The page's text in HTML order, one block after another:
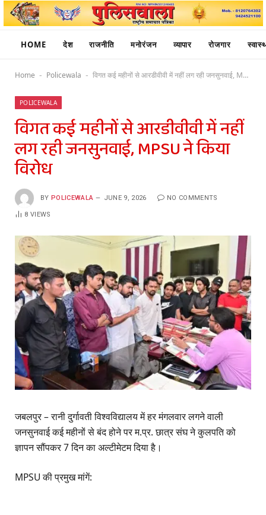
HOME देश राजनीति मनोरंजन व्यापार रोजगार
Home - Policewala - विगत कई महीनों से आरडीवीवी में नहीं लग रही जनसुनवाई, MPSU ने किया विरोध
POLICEWALA
विगत कई महीनों से आरडीवीवी में नहीं
लग रही जनसुनवाई, MPSU ने किया
विरोध
BY POLICEWALA JUNE 9, 2026 NO COMMENTS
8VIEWS
जबलपुर – रानी दुर्गावती विश्वविद्यालय में हर मंगलवार लगने वाली
जनसुनवाई कई महीनों से बंद होने पर म.प्र. छात्र संघ ने कुलपति को
ज्ञापन सौंपकर 7 दिन का अल्टीमेटम दिया है।
MPSU की प्रमुख मांगें: